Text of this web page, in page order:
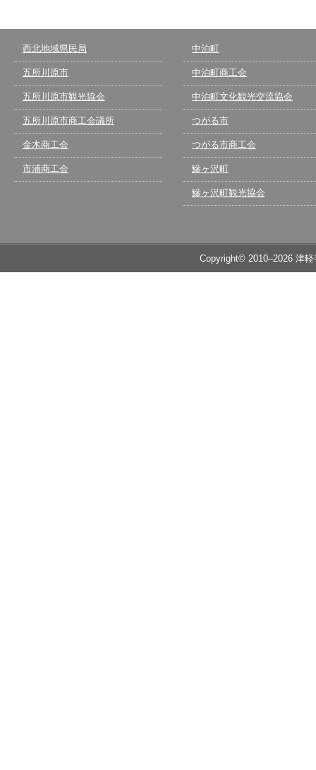
西北地域県民局
五所川原市
五所川原市観光協会
五所川原市商工会議所
金木商工会
市浦商工会
中泊町
中泊町商工会
中泊町文化観光交流協会
つがる市
つがる市商工会
鰺ヶ沢町
鰺ヶ沢町観光協会
Copyright© 2010–2026 津